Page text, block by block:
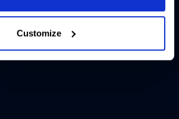
Customize